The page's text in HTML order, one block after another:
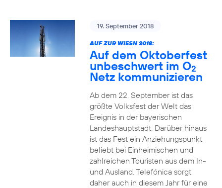
19. September 2018
AUF ZUR WIESN 2018:
Auf dem Oktoberfest
unbeschwert im O2
Netz kommunizieren
Ab dem 22. September ist das
größte Volksfest der Welt das
Ereignis in der bayerischen
Landeshauptstadt. Darüber hinaus
ist das Fest ein Anziehungspunkt,
beliebt bei Einheimischen und
zahlreichen Touristen aus dem In-
und Ausland. Telefónica sorgt
daher auch in diesem Jahr für eine